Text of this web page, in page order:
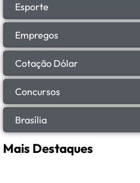
Esporte
Empregos
Cotação Dólar
Concursos
Brasília
Mais Destaques